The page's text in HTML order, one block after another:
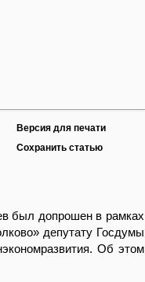
Версия для печати
Сохранить статью
был допрошен в рамках
депутату Госдумы
Об этом